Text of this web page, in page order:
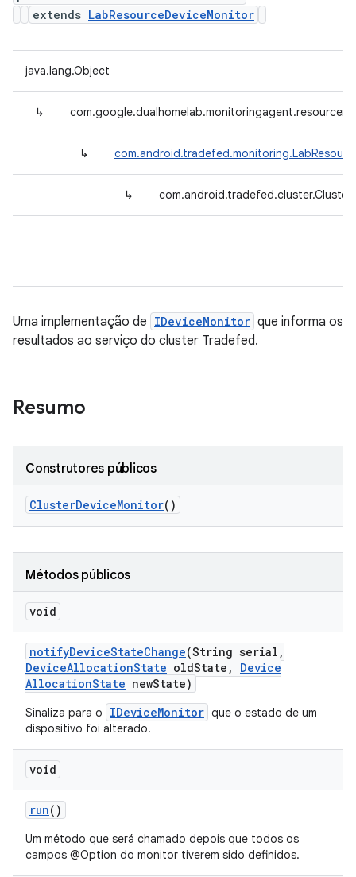
extends LabResourceDeviceMonitor
java.lang.Object
↳
↳
↳
Uma implementação de IDeviceMonitor que informa os
resultados ao serviço do cluster Tradefed.
Resumo
Construtores públicos
ClusterDeviceMonitor()
Métodos públicos
void
notifyDeviceStateChange(String serial ,
DeviceAllocationState oldState ,
Device
AllocationState newState)
Sinaliza para o IDeviceMonitor que o estado de um
dispositivo foi alterado.
void
run()
Um método que será chamado depois que todos os
campos @Option do monitor tiverem sido definidos.